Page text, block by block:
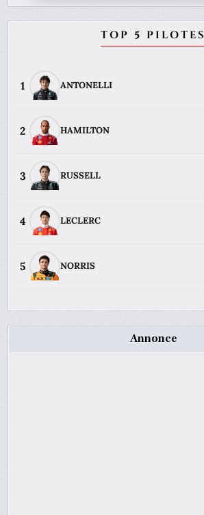
TOP 5 PILOTES
1 ANTONELLI
2 HAMILTON
3 RUSSELL
4 LECLERC
5 NORRIS
Annonce